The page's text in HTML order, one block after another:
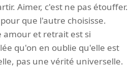
Aimer, c'est ne pas étouffer.
que l'autre choisisse.
et retrait est si
qu'on en oublie qu'elle est
pas une vérité universelle.